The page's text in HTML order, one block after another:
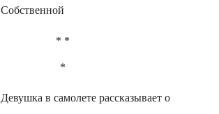
Собственной
* *
*
Девушка в самолете рассказывает о